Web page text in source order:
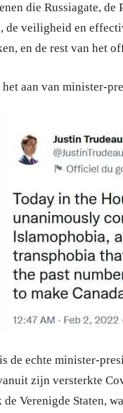
die Russiagate,
de veiligheid en
en de rest van het
het aan van minister-
de echte minister-
zijn versterkte
Verenigde Staten,